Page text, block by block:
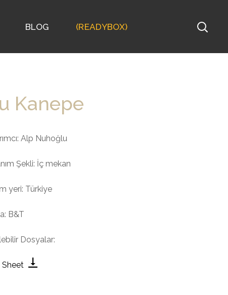
BLOG (READYBOX)
Kanepe
Alp Nuhoğlu
Şekli: İç mekan
yeri: Türkiye
B&T
Dosyalar:
Sheet